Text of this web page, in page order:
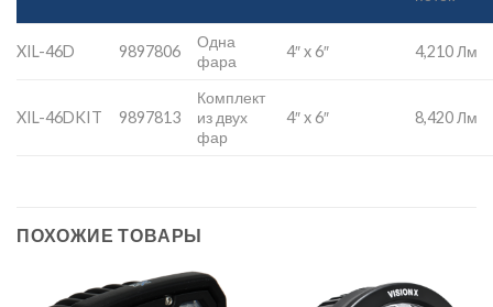
XIL-46D 9897806
Одна
фара
4″ x 6″ 4,210 Лм
XIL-46DKIT 9897813
Комплект
из двух
фар
4″ x 6″ 8,420 Лм
ПОХОЖИЕ ТОВАРЫ